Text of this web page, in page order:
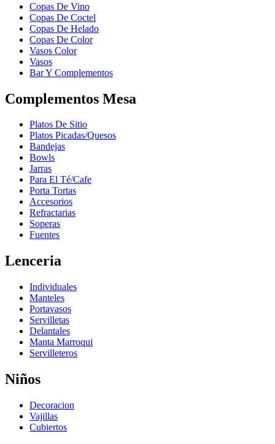
Copas De Vino
Copas De Coctel
Copas De Helado
Copas De Color
Vasos Color
Vasos
Bar Y Complementos
Complementos Mesa
Platos De Sitio
Platos Picadas/Quesos
Bandejas
Bowls
Jarras
Para El Té/Cafe
Porta Tortas
Accesorios
Refractarias
Soperas
Fuentes
Lenceria
Individuales
Manteles
Portavasos
Servilletas
Delantales
Manta Marroqui
Servilleteros
Niños
Decoracion
Vajillas
Cubiertos